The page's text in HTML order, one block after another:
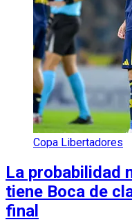
Copa Libertadores
La probabilidad
tiene Boca de
final